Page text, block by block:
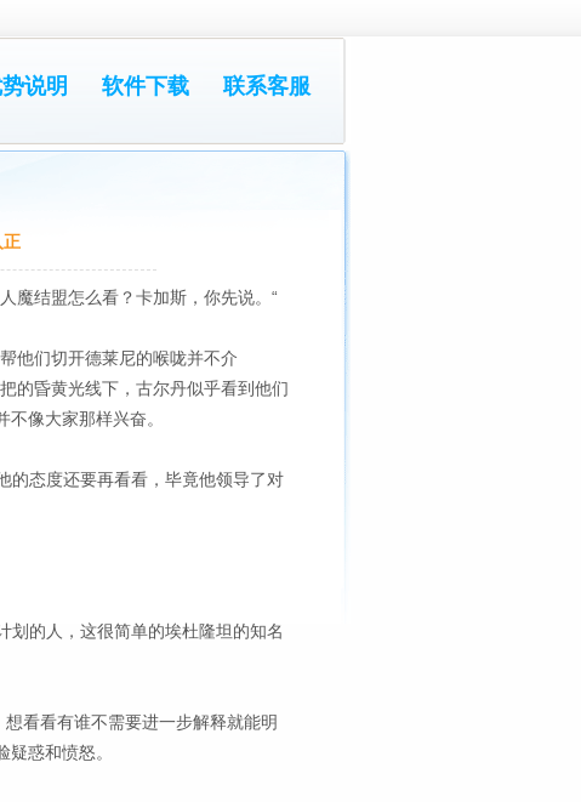
说明 软件下载 联系客服
魔结盟怎么看？卡加斯，你先说。“
他们切开德莱尼的喉咙并不介
的昏黄光线下，古尔丹似乎看到他们
像大家那样兴奋。
的态度还要再看看，毕竟他领导了对
划的人，这很简单的埃杜隆坦的知名
看看有谁不需要进一步解释就能明
惑和愤怒。